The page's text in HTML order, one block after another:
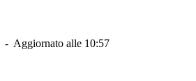
- Aggiornato alle 10:57